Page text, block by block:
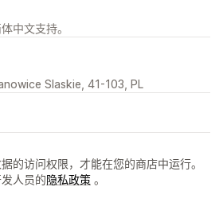
中文支持。
Slaskie, 41-103, PL
的访问权限，才能在您的商店中运行。
人员的隐私政策 。